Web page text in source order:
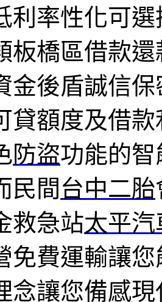
利率性化可
板橋區借款
金後盾誠信
貸額度及借
防盜功能的
民間 台中二胎
救急站太平
免費運輸讓
念讓您備感